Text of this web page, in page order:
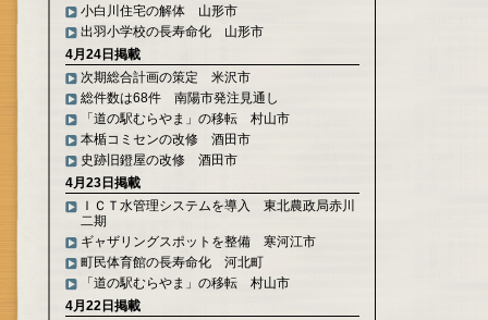
小白川住宅の解体 山形市
出羽小学校の長寿命化 山形市
4月24日掲載
次期総合計画の策定 米沢市
総件数は68件 南陽市発注見通し
「道の駅むらやま」の移転 村山市
本楯コミセンの改修 酒田市
史跡旧鐙屋の改修 酒田市
4月23日掲載
ＩＣＴ水管理システムを導入 東北農政局赤川
二期
ギャザリングスポットを整備 寒河江市
町民体育館の長寿命化 河北町
「道の駅むらやま」の移転 村山市
4月22日掲載